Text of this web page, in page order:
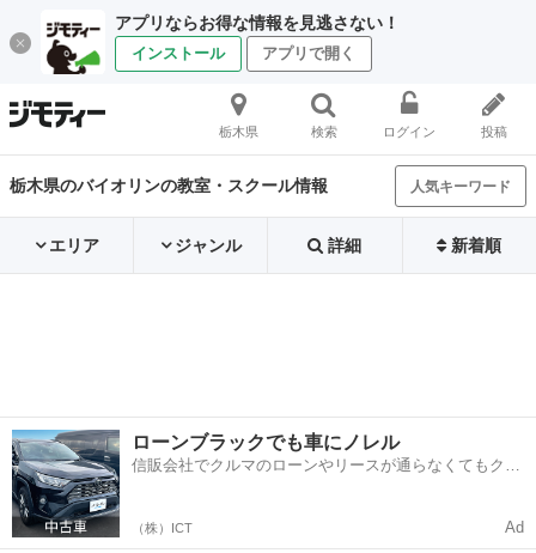
アプリならお得な情報を見逃さない！
インストール アプリで開く
栃木県 検索 ログイン 投稿
栃木県のバイオリンの教室・スクール情報 人気キーワード
エリア ジャンル 詳細 新着順
ローンブラックでも車にノレル
信販会社でクルマのローンやリースが通らなくてもクル
（株）ICT Ad